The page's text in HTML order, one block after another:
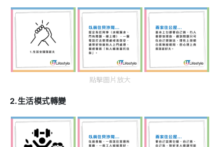
點擊圖片放大
2.生活模式轉變